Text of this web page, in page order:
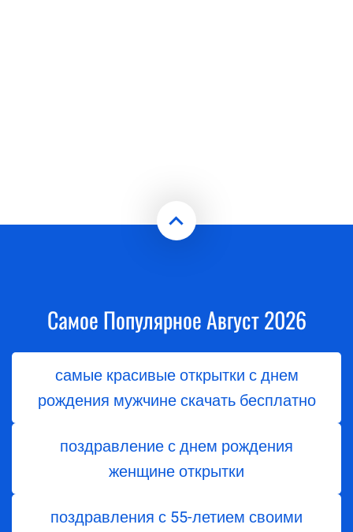
Самое Популярное Август 2026
самые красивые открытки с днем
рождения мужчине скачать бесплатно
поздравление с днем рождения
женщине открытки
поздравления с 55-летием своими